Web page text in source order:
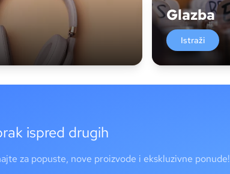
Glazba
Istraži
ispred drugih
za popuste, nove proizvode i ekskluzivne ponude!